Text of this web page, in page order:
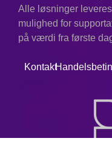
Alle løsninger
mulighed for
på værdi fra første
Kontakt